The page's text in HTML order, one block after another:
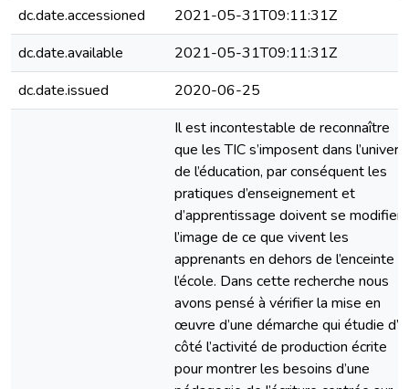
dc.date.accessioned
2021-05-31T09:11:31Z
dc.date.available
2021-05-31T09:11:31Z
dc.date.issued
2020-06-25
Il est incontestable de reconnaître
que les TIC s’imposent dans l’univers
de l’éducation, par conséquent les
pratiques d’enseignement et
d’apprentissage doivent se modifier
l’image de ce que vivent les
apprenants en dehors de l’enceinte
l’école. Dans cette recherche nous
avons pensé à vérifier la mise en
œuvre d’une démarche qui étudie
côté l’activité de production écrite
pour montrer les besoins d’une